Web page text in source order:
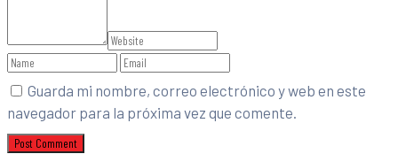
Guarda mi nombre, correo electrónico y web en este
navegador para la próxima vez que comente.